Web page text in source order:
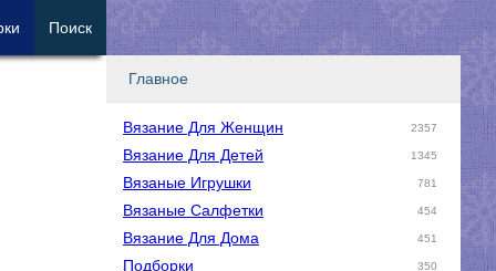
Главное
Вязание Для Женщин 2357
Вязание Для Детей 1345
Вязаные Игрушки 781
Вязаные Салфетки 454
Вязание Для Дома 451
Подборки 350
Поиск